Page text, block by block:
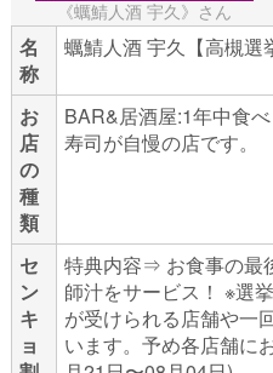
《蠣鯖人酒 宇久》さん
名
称
蠣鯖人酒 宇久【高槻選
お
店
の
種
類
BAR&居酒屋:1年中食
寿司が自慢の店です。
セ
ン
キ
ョ
特典内容⇒ お食事の最
師汁をサービス！ ※選
が受けられる店舗や一
います。予め各店舗に